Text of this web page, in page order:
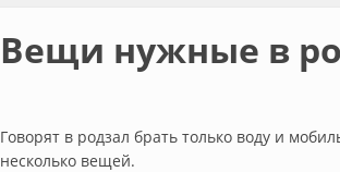
Вещи нужные в
Говорят в родзал брать только воду и
несколько вещей.